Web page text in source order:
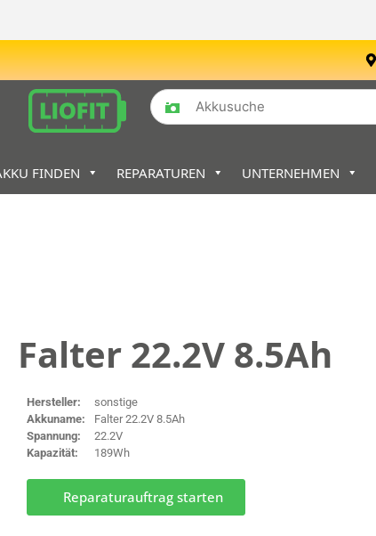
FINDEN REPARATUREN UNTERNEHMEN
Falter 22.2V 8.5Ah
Hersteller:
sonstige
Akkuname:
Falter 22.2V 8.5Ah
Spannung:
22.2V
Kapazität:
189Wh
Reparaturauftrag starten